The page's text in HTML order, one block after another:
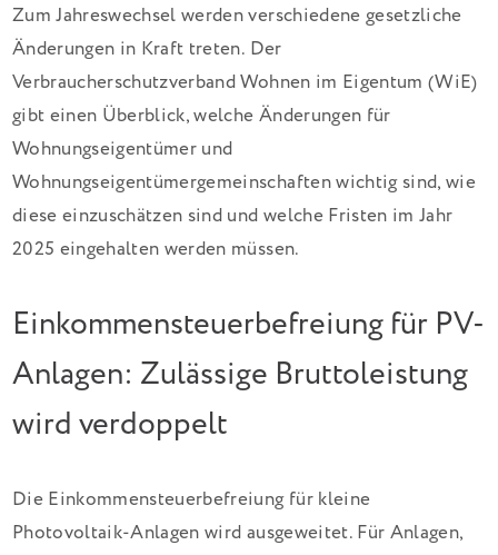
Zum Jahreswechsel werden verschiedene gesetzliche
Änderungen in Kraft treten. Der
Verbraucherschutzverband Wohnen im Eigentum (WiE)
gibt einen Überblick, welche Änderungen für
Wohnungseigentümer und
Wohnungseigentümergemeinschaften wichtig sind, wie
diese einzuschätzen sind und welche Fristen im Jahr
2025 eingehalten werden müssen.
Einkommensteuerbefreiung für PV-
Anlagen: Zulässige Bruttoleistung
wird verdoppelt
Die Einkommensteuerbefreiung für kleine
Photovoltaik-Anlagen wird ausgeweitet. Für Anlagen,